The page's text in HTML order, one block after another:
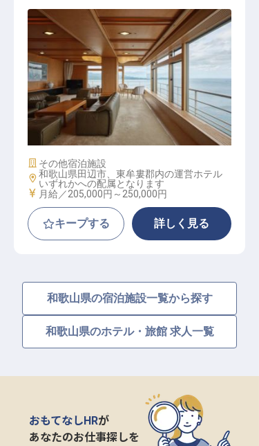
マルチタスクサービス│学歴・経験
不問／格安単身寮あり／残業月10h
施設業態
その他宿泊施設
勤務地
和歌山県田辺市、東牟婁郡内の運営ホテル
いずれかへの配属となります
給与
月給／205,000円～ 250,000円
キープする 詳しく見る
和歌山県の宿泊施設一覧から探す
和歌山県のホテル・旅館 求人一覧
おもてなしHRが
あなたのお仕事探しを